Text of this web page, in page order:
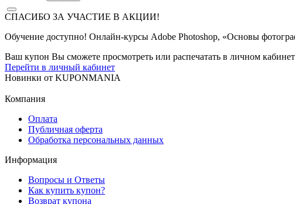
СПАСИБО ЗА УЧАСТИЕ В АКЦИИ!
Обучение доступно! Онлайн-курсы Adobe Photoshop, «Основы
Ваш купон Вы сможете просмотреть или распечатать в личном
Перейти в личный кабинет
Новинки от KUPONMANIA
Компания
Оплата
Публичная оферта
Обработка персональных данных
Информация
Вопросы и Ответы
Как купить купон?
Возврат купона